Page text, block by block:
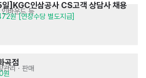
]KGC인삼공사 CS고객 상담사 채용
바운드 등
원 [연장수당 별도지급]
곡점
관리 · 판매
원